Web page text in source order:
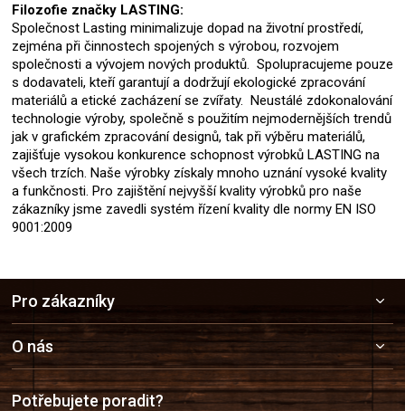
Filozofie značky LASTING:
Společnost Lasting minimalizuje dopad na životní prostředí,
zejména při činnostech spojených s výrobou, rozvojem
společnosti a vývojem nových produktů. Spolupracujeme pouze
s dodavateli, kteří garantují a dodržují ekologické zpracování
materiálů a etické zacházení se zvířaty. Neustálé zdokonalování
technologie výroby, společně s použitím nejmodernějších trendů
jak v grafickém zpracování designů, tak při výběru materiálů,
zajišťuje vysokou konkurence schopnost výrobků LASTING na
všech trzích. Naše výrobky získaly mnoho uznání vysoké kvality
a funkčnosti. Pro zajištění nejvyšší kvality výrobků pro naše
zákazníky jsme zavedli systém řízení kvality dle normy EN ISO
9001:2009
a
t
í
Pro zákazníky
O nás
Potřebujete poradit?